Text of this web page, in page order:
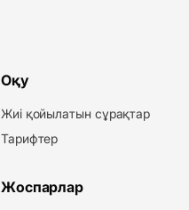
Оқу
Жиі қойылатын сұрақтар
Тарифтер
Жоспарлар